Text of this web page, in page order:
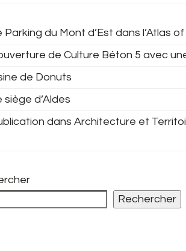
Parking du Mont d’Est dans l’Atlas
de Culture Béton 5 avec
de Donuts
siège d’Aldes
dans Architecture et
Rechercher